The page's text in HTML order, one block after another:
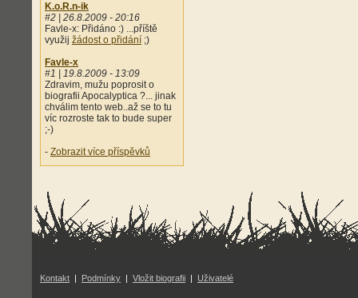
K.o.R.n-ik
#2 | 26.8.2009 - 20:16
Favle-x: Přidáno :) ...příště
využij žádost o přidání ;)
Favle-x
#1 | 19.8.2009 - 13:09
Zdravim, mužu poprosit o
biografii Apocalyptica ?... jinak
chválim tento web..až se to tu
víc rozroste tak to bude super
;-)
- Zobrazit více příspěvků
Kontakt | Podmínky | Vložit biografii | Uživatelé